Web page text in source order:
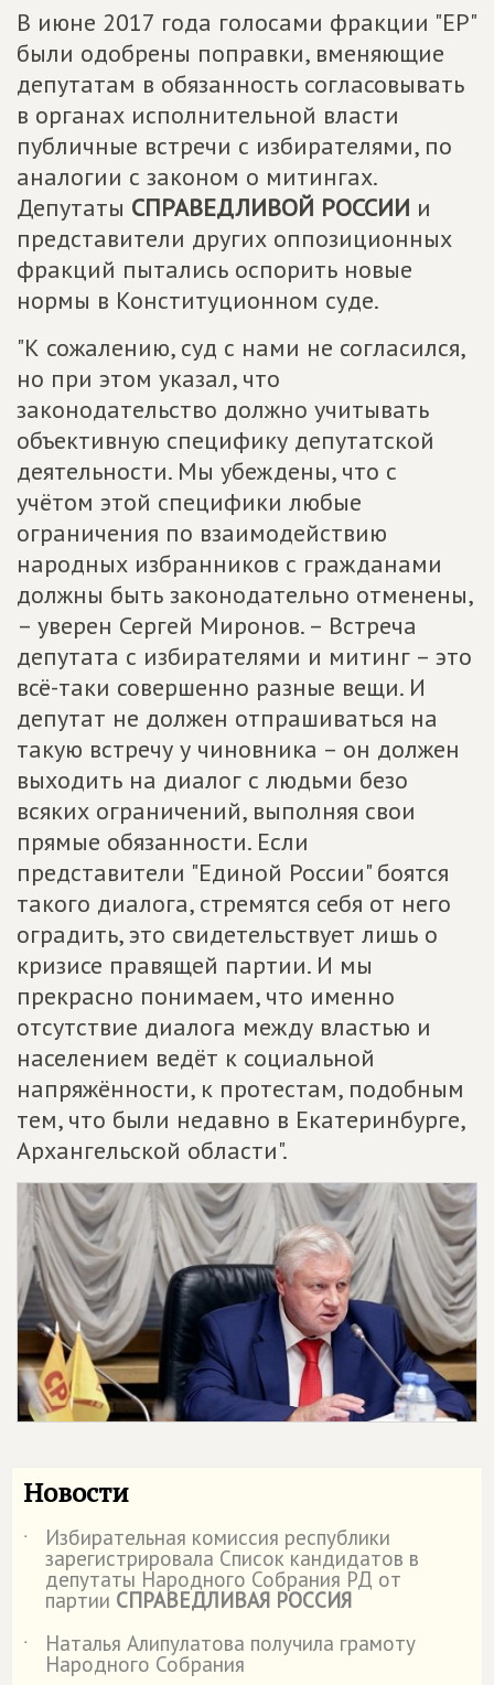
В июне 2017 года голосами фракции "ЕР"
были одобрены поправки, вменяющие
депутатам в обязанность согласовывать
в органах исполнительной власти
публичные встречи с избирателями, по
аналогии с законом о митингах.
Депутаты СПРАВЕДЛИВОЙ РОССИИ и
представители других оппозиционных
фракций пытались оспорить новые
нормы в Конституционном суде.
"К сожалению, суд с нами не согласился,
но при этом указал, что
законодательство должно учитывать
объективную специфику депутатской
деятельности. Мы убеждены, что с
учётом этой специфики любые
ограничения по взаимодействию
народных избранников с гражданами
должны быть законодательно отменены,
– уверен Сергей Миронов. – Встреча
депутата с избирателями и митинг – это
всё-таки совершенно разные вещи. И
депутат не должен отпрашиваться на
такую встречу у чиновника – он должен
выходить на диалог с людьми безо
всяких ограничений, выполняя свои
прямые обязанности. Если
представители "Единой России" боятся
такого диалога, стремятся себя от него
оградить, это свидетельствует лишь о
кризисе правящей партии. И мы
прекрасно понимаем, что именно
отсутствие диалога между властью и
населением ведёт к социальной
напряжённости, к протестам, подобным
тем, что были недавно в Екатеринбурге,
Архангельской области".
Новости
˙ Избирательная комиссия республики
зарегистрировала Список кандидатов в
депутаты Народного Собрания РД от
партии СПРАВЕДЛИВАЯ РОССИЯ
˙
Наталья Алипулатова получила грамоту
Народного Собрания